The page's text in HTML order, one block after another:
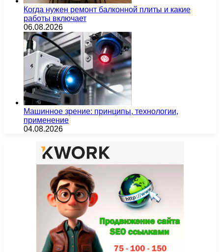
Когда нужен ремонт балконной плиты и какие
работы включает
06.08.2026
Машинное зрение: принципы, технологии,
применение
04.08.2026